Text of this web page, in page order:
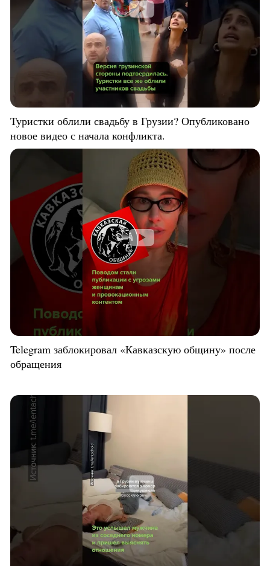
Туристки облили свадьбу в Грузии? Опубликовано
новое видео с начала конфликта.
Telegram заблокировал «Кавказскую общину» после
обращения